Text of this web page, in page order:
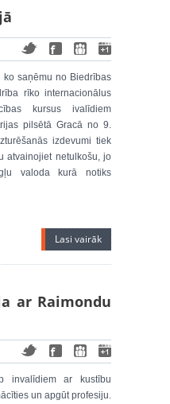
saņēmu no Biedrības
rīko internacionālus
kursus ivalīdiem
pilsētā Gracā no 9.
izdevumi tiek
atvainojiet netulkošu, jo
valoda kurā notiks
Lasi vairāk
ar Raimondu
invalīdiem ar kustību
un apgūt profesiju.